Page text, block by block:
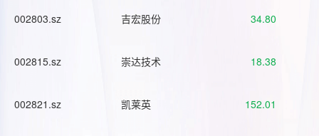
002803.sz 吉宏股份 34.80
002815.sz 崇达技术 18.38
002821.sz 凯莱英 152.01